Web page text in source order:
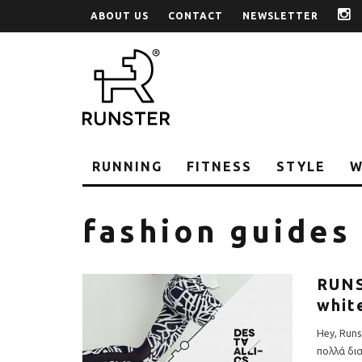
ABOUT US CONTACT NEWSLETTER
RUNNING FITNESS STYLE
fashion guides
Hey,
πολλά